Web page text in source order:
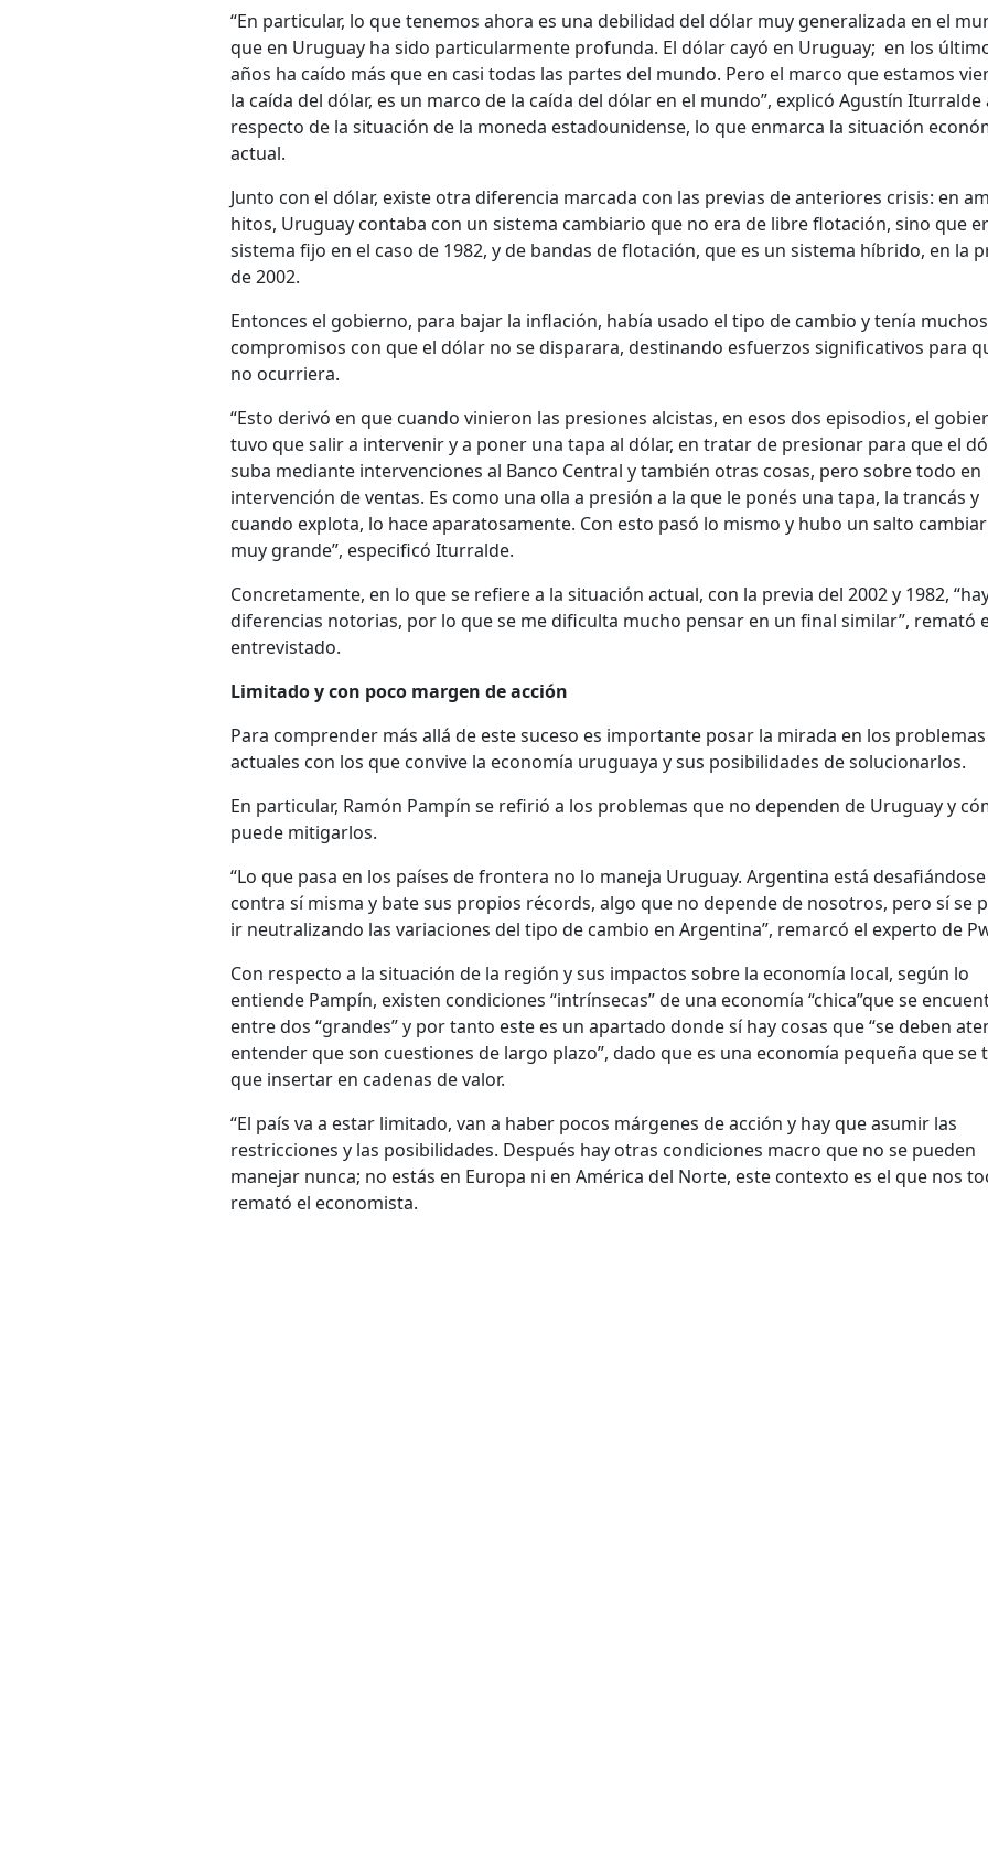
“En particular, lo que tenemos ahora es una debilidad del dólar muy generalizada en el
que en Uruguay ha sido particularmente profunda. El dólar cayó en Uruguay; en los
años ha caído más que en casi todas las partes del mundo. Pero el marco que estamos
la caída del dólar, es un marco de la caída del dólar en el mundo”, explicó Agustín Iturralde
respecto de la situación de la moneda estadounidense, lo que enmarca la situación
actual.
Junto con el dólar, existe otra diferencia marcada con las previas de anteriores crisis: en
hitos, Uruguay contaba con un sistema cambiario que no era de libre flotación, sino que
sistema fijo en el caso de 1982, y de bandas de flotación, que es un sistema híbrido, en la
de 2002.
Entonces el gobierno, para bajar la inflación, había usado el tipo de cambio y tenía muchos
compromisos con que el dólar no se disparara, destinando esfuerzos significativos para
no ocurriera.
“Esto derivó en que cuando vinieron las presiones alcistas, en esos dos episodios, el
tuvo que salir a intervenir y a poner una tapa al dólar, en tratar de presionar para que el
suba mediante intervenciones al Banco Central y también otras cosas, pero sobre todo en
intervención de ventas. Es como una olla a presión a la que le ponés una tapa, la trancás y
cuando explota, lo hace aparatosamente. Con esto pasó lo mismo y hubo un salto
muy grande”, especificó Iturralde.
Concretamente, en lo que se refiere a la situación actual, con la previa del 2002 y 1982,
diferencias notorias, por lo que se me dificulta mucho pensar en un final similar”, remató
entrevistado.
Limitado y con poco margen de acción
Para comprender más allá de este suceso es importante posar la mirada en los problemas
actuales con los que convive la economía uruguaya y sus posibilidades de solucionarlos.
En particular, Ramón Pampín se refirió a los problemas que no dependen de Uruguay y
puede mitigarlos.
“Lo que pasa en los países de frontera no lo maneja Uruguay. Argentina está desafiándose
contra sí misma y bate sus propios récords, algo que no depende de nosotros, pero sí se
ir neutralizando las variaciones del tipo de cambio en Argentina”, remarcó el experto de
Con respecto a la situación de la región y sus impactos sobre la economía local, según lo
entiende Pampín, existen condiciones “intrínsecas” de una economía “chica”que se
entre dos “grandes” y por tanto este es un apartado donde sí hay cosas que “se deben
entender que son cuestiones de largo plazo”, dado que es una economía pequeña que se
que insertar en cadenas de valor.
“El país va a estar limitado, van a haber pocos márgenes de acción y hay que asumir las
restricciones y las posibilidades. Después hay otras condiciones macro que no se pueden
manejar nunca; no estás en Europa ni en América del Norte, este contexto es el que nos
remató el economista.